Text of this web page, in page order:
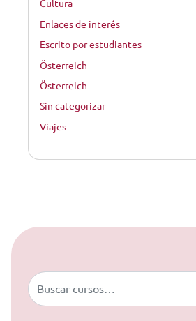
Cultura
Enlaces de interés
Escrito por estudiantes
Österreich
Österreich
Sin categorizar
Viajes
Saltar al contenido
Buscar